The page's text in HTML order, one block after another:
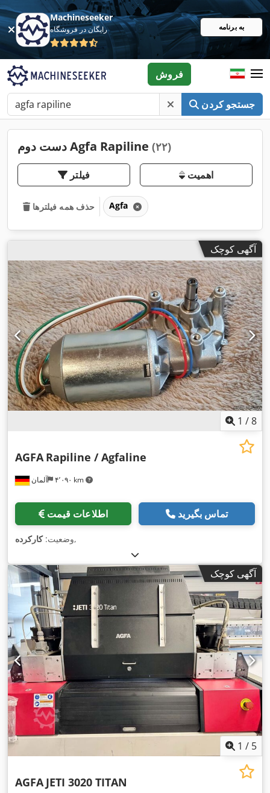
Machineseeker
رایگان در فروشگاه به برنامه
جستجو کردن
فروش
دست دوم Agfa Rapiline (۲۲)
فیلتر اهمیت
حذف همه فیلترها Agfa
آگهی کوچک
1 /8
آلمان ۴٬۰۹۰ km
AGFA Rapiline / Agfaline
اطلاعات قیمت تماس بگیرید
وضعیت:کارکرده ,
آگهی کوچک
1 / 5
AGFA JETI 3020 TITAN